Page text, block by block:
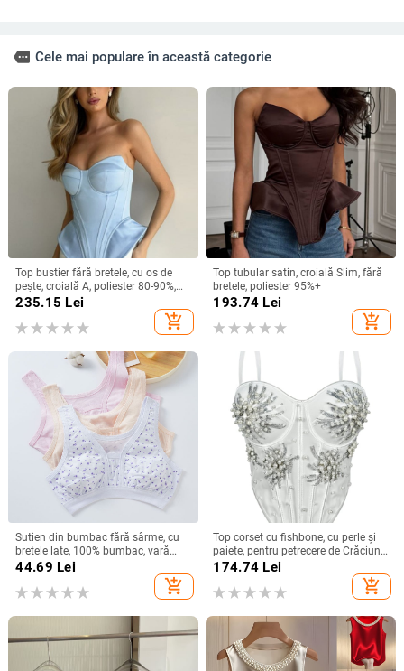
more Cele mai populare în această categorie
Top bustier fără bretele, cu os de
pește, croială A, poliester 80-90%,
vară 2025
235.15 Lei
add_shopping_cart
Top tubular satin, croială Slim, fără
bretele, poliester 95%+
193.74 Lei
add_shopping_cart
Sutien din bumbac fără sârme, cu
bretele late, 100% bumbac, vară
2024, stil minimalist de bază
44.69 Lei
add_shopping_cart
Top corset cu fishbone, cu perle și
paiete, pentru petrecere de Crăciun
și Anul Nou
174.74 Lei
add_shopping_cart